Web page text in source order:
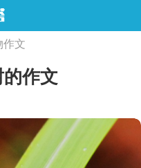
作文
作文